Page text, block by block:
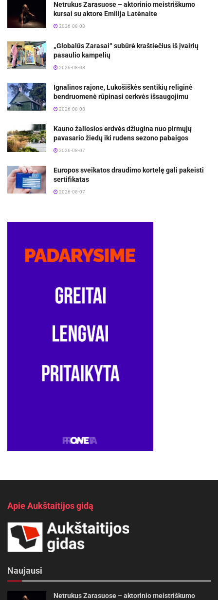
Netrukus Zarasuose – aktorinio meistriškumo
kursai su aktore Emilija Latėnaite
2026-08-08
„Globalūs Zarasai“ subūrė kraštiečius iš įvairių
pasaulio kampelių
2026-08-08
Ignalinos rajone, Lukošiškės sentikių religinė
bendruomenė rūpinasi cerkvės išsaugojimu
2026-08-08
Kauno žaliosios erdvės džiugina nuo pirmųjų
pavasario žiedų iki rudens sezono pabaigos
2026-08-07
Europos sveikatos draudimo kortelę gali pakeisti
sertifikatas
2026-08-07
Apie Aukštaitijos gidą
Naujausi
Netrukus Zarasuose – aktorinio meistriškumo